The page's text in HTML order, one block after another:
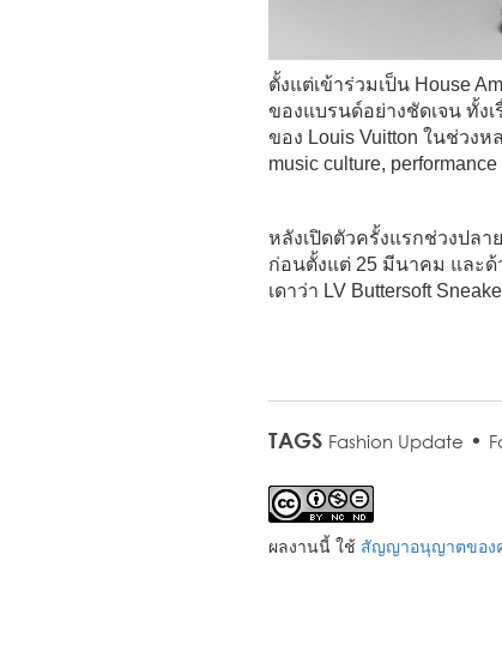
ตั้งแต่เข้าร่วมเป็น House
ของแบรนด์อย่างชัดเจน ทั้ง
ของ Louis Vuitton ในช่วง
music culture,
หลังเปิดตัวครั้งแรกช่วงปลา
ก่อนตั้งแต่ 25 มีนาคม และด้
เดาว่า LV Buttersoft
TAGS Fashion Update •
ผลงานนี้ ใช้ สัญญาอนุญาตของค